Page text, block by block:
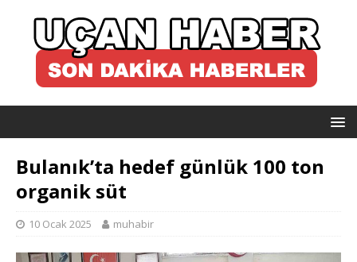
Bulanık’ta hedef günlük 100 ton
organik süt
10 Ocak 2025 muhabir